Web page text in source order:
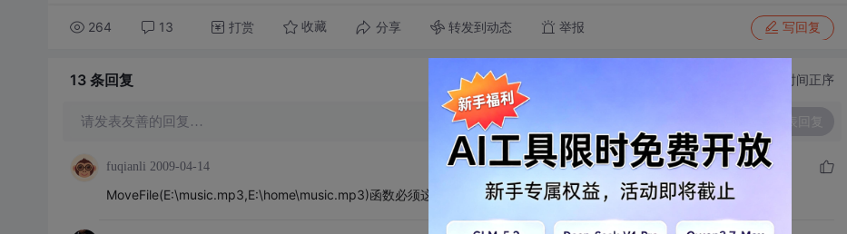
264 13 打赏 收藏 分享 转发到动态 举报 写回复
13 条回复 切换为时间正序
请发表友善的回复…
fuqianli 2009-04-14
MoveFile(E:\music.mp3,E:\home\music.mp3)函数必须这样用，不然实现不了。